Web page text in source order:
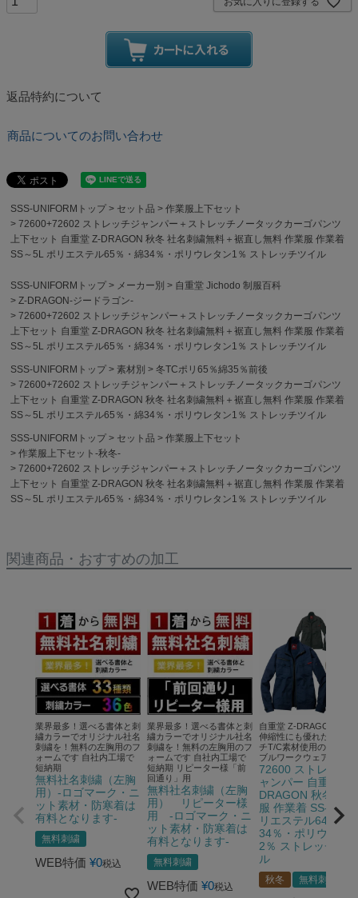
返品特約について
商品についてのお問い合わせ
SSS-UNIFORMトップ セット品
作業服上下セット
72600+72602 ストレッチジャンパー＋ストレッチノータックカーゴパンツ
上下セット 自重堂 Z-DRAGON 秋冬 社名刺繍無料＋裾直し無料 作業服 作業着
SS～5L ポリエステル65％・綿34％・ポリウレタン1％ ストレッチツイル
SSS-UNIFORMトップ メーカー別
自重堂 Jichodo 制服百科
Z-DRAGON-ジードラゴン-
72600+72602 ストレッチジャンパー＋ストレッチノータックカーゴパンツ
上下セット 自重堂 Z-DRAGON 秋冬 社名刺繍無料＋裾直し無料 作業服 作業着
SS～5L ポリエステル65％・綿34％・ポリウレタン1％ ストレッチツイル
SSS-UNIFORMトップ 素材別
冬TCポリ65％綿35％前後
72600+72602 ストレッチジャンパー＋ストレッチノータックカーゴパンツ
上下セット 自重堂 Z-DRAGON 秋冬 社名刺繍無料＋裾直し無料 作業服 作業着
SS～5L ポリエステル65％・綿34％・ポリウレタン1％ ストレッチツイル
SSS-UNIFORMトップ セット品
作業服上下セット
作業服上下セット-秋冬-
72600+72602 ストレッチジャンパー＋ストレッチノータックカーゴパンツ
上下セット 自重堂 Z-DRAGON 秋冬 社名刺繍無料＋裾直し無料 作業服 作業着
SS～5L ポリエステル65％・綿34％・ポリウレタン1％ ストレッチツイル
関連商品・おすすめの加工
業界最多！選べる書体と刺
繍カラーでオリジナル社名
刺繍を！無料の左胸用のフ
ォームです 自社内工場で
短納期
無料社名刺繍（左胸
用）-ロゴマーク・ニ
ット素材・防寒着は
有料となります-
無料刺繍
WEB特価 ¥0税込
業界最多！選べる書体と刺
繍カラーでオリジナル社名
刺繍を！無料の左胸用のフ
ォームです 自社内工場で
短納期 リピーター様「前
回通り」用
無料社名刺繍（左胸
用） リピーター様
用 -ロゴマーク・ニ
ット素材・防寒着は
有料となります-
無料刺繍
WEB特価 ¥0税込
自重堂 Z-DRAGON 丈夫
伸縮性にも優れたストレ
チT/C素材使用のリーズ
ブルワークウェア
72600 ストレッチ
ャンパー 自重堂 Z-
DRAGON 秋冬作業
服 作業着 SS-5L ポ
リエステル64％・
34％・ポリウレタ
2％ ストレッチツイ
ル
秋冬 無料刺繍